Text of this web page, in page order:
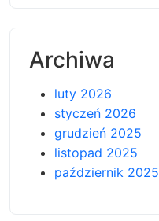
Archiwa
luty 2026
styczeń 2026
grudzień 2025
listopad 2025
październik 2025